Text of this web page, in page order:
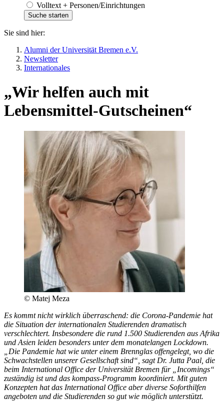
Volltext + Personen/Einrichtungen
Sie sind hier:
Alumni der Universität Bremen e.V.
Newsletter
Internationales
„Wir helfen auch mit
Lebensmittel-Gutscheinen“
© Matej Meza
Es kommt nicht wirklich überraschend: die Corona-Pandemie hat
die Situation der internationalen Studierenden dramatisch
verschlechtert. Insbesondere die rund 1.500 Studierenden aus Afrika
und Asien leiden besonders unter dem monatelangen Lockdown.
„Die Pandemie hat wie unter einem Brennglas offengelegt, wo die
Schwachstellen unserer Gesellschaft sind“, sagt Dr. Jutta Paal, die
beim International Office der Universität Bremen für „Incomings“
zuständig ist und das kompass-Programm koordiniert. Mit guten
Konzepten hat das International Office aber diverse Soforthilfen
angeboten und die Studierenden so gut wie möglich unterstützt.